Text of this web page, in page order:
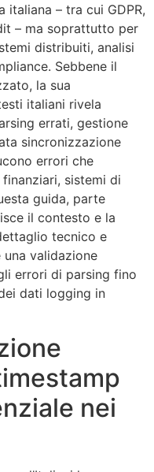
– tra cui GDPR,
– ma soprattutto per
distribuiti, analisi
Sebbene il
la sua
italiani rivela
errati, gestione
sincronizzazione
errori che
sistemi di
guida, parte
il contesto e la
tecnico e
validazione
errori di parsing fino
dati logging in
nei